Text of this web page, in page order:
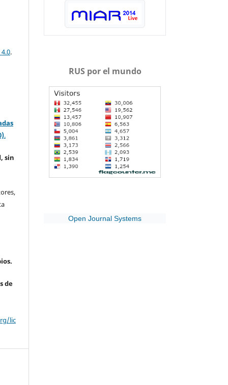
.
.
sin
de
lic
RUS por el mundo
Open Journal Systems